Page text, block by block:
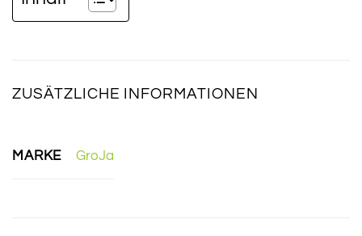
ZUSÄTZLICHE INFORMATIONEN
MARKE GroJa